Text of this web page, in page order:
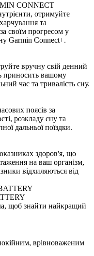
CONNECT
отримуйте
та
своїм прогресом у
Garmin Connect+.
вручну свій денний
приносить вашому
час та тривалість сну.
поясів за
розкладу сну та
дальньої поїздки.
здоров'я, що
на ваш організм,
відхиляються від
щоб знайти найкращий
врівноваженим